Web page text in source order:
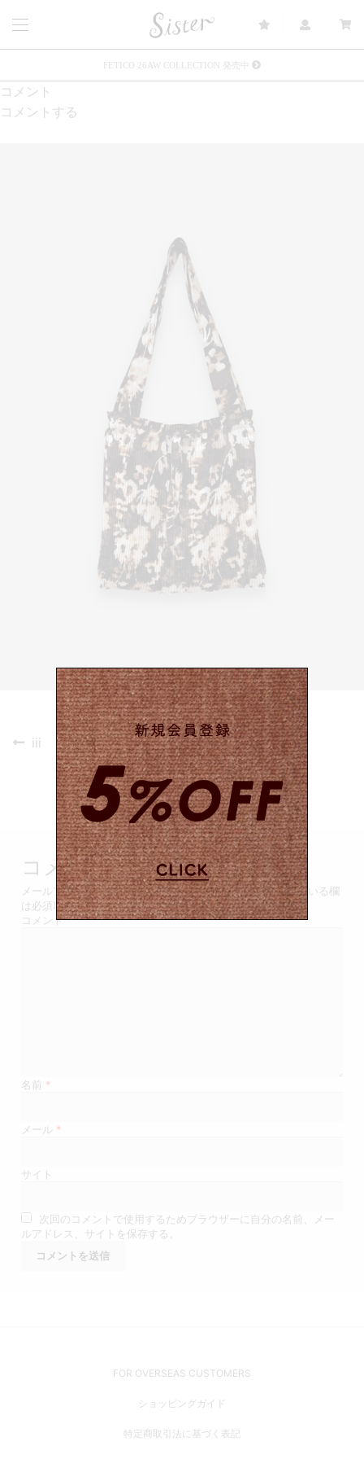
FETICO 26AW COLLECTION 発売中
新規会員登録で5%OFFクーポン配布
Summer Sale up to 60%OFF 開催中
コメント
コメントする
投
ゲ
ー
シ
Previous
post:
iii
コメントを残す
メールアドレスが公開されることはありません。 *が付いている欄
は必須項目です
コメント
名前 *
メール *
サイト
次回のコメントで使用するためブラウザーに自分の名前、メー
ルアドレス、サイトを保存する。
FOR OVERSEAS CUSTOMERS
ショッピングガイド
特定商取引法に基づく表記